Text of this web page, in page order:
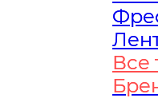
Все
Все